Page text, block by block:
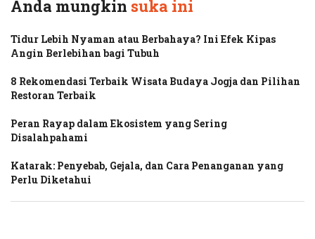
Anda mungkin suka ini
Tidur Lebih Nyaman atau Berbahaya? Ini Efek Kipas
Angin Berlebihan bagi Tubuh
8 Rekomendasi Terbaik Wisata Budaya Jogja dan Pilihan
Restoran Terbaik
Peran Rayap dalam Ekosistem yang Sering
Disalahpahami
Katarak: Penyebab, Gejala, dan Cara Penanganan yang
Perlu Diketahui